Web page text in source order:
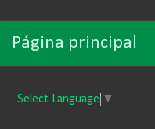
Página principal
Select Language ▼